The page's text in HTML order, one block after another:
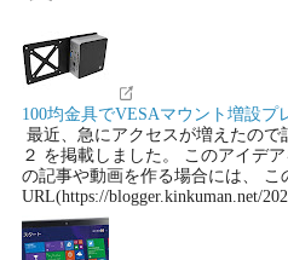
100均金具でVESAマウント増設プ
最近、急にアクセスが増えたので
２ を掲載しました。 このアイデ
の記事や動画を作る場合には、 こ
URL(https://blogger.kinkuman.net/